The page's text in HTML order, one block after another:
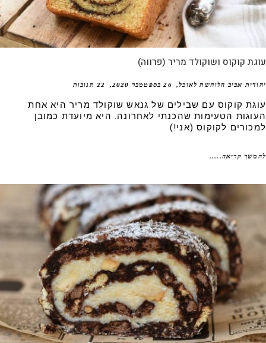
קוקוס ושוקולד מריר (פרווה)
אביב הלוחשת לאוכל 26 בספטמבר 2020 22 תגובות
קוקוס עם שבילים של גנאש שוקולד מריר היא אחת
הטעימות שהכנתי לאחרונה. היא מיועדת כמובן
לקוקוס (אני!)
קריאה.....